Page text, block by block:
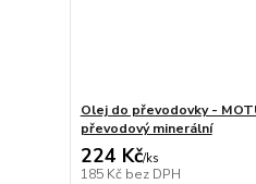
Olej do převodovky -
převodový minerální
224 Kč/ks
185 Kč bez DPH